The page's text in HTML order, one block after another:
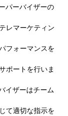
パーバイザーの
レマーケティン
フォーマンスを
ポートを行いま
イザーはチーム
て適切な指示を